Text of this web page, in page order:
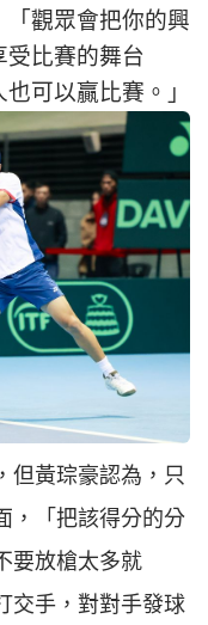
觀眾會把你的興
比賽的舞台
可以贏比賽。」
但黃琮豪認為，只
，「把該得分的分
要放槍太多就
交手，對對手發球